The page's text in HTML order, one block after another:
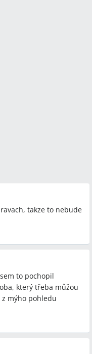
takze to nebude
to pochopil
který třeba můžou
z mýho pohledu